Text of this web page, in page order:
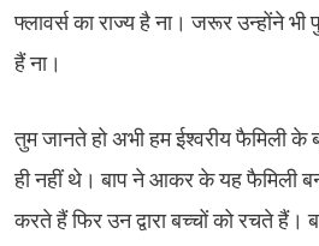
फ्लावर्स का राज्य है ना। जरूर उन्होंने भी
हैं ना।
तुम जानते हो अभी हम ईश्वरीय फैमिली
ही नहीं थे। बाप ने आकर के यह फैमिली
करते हैं फिर उन द्वारा बच्चों को रचते हैं।